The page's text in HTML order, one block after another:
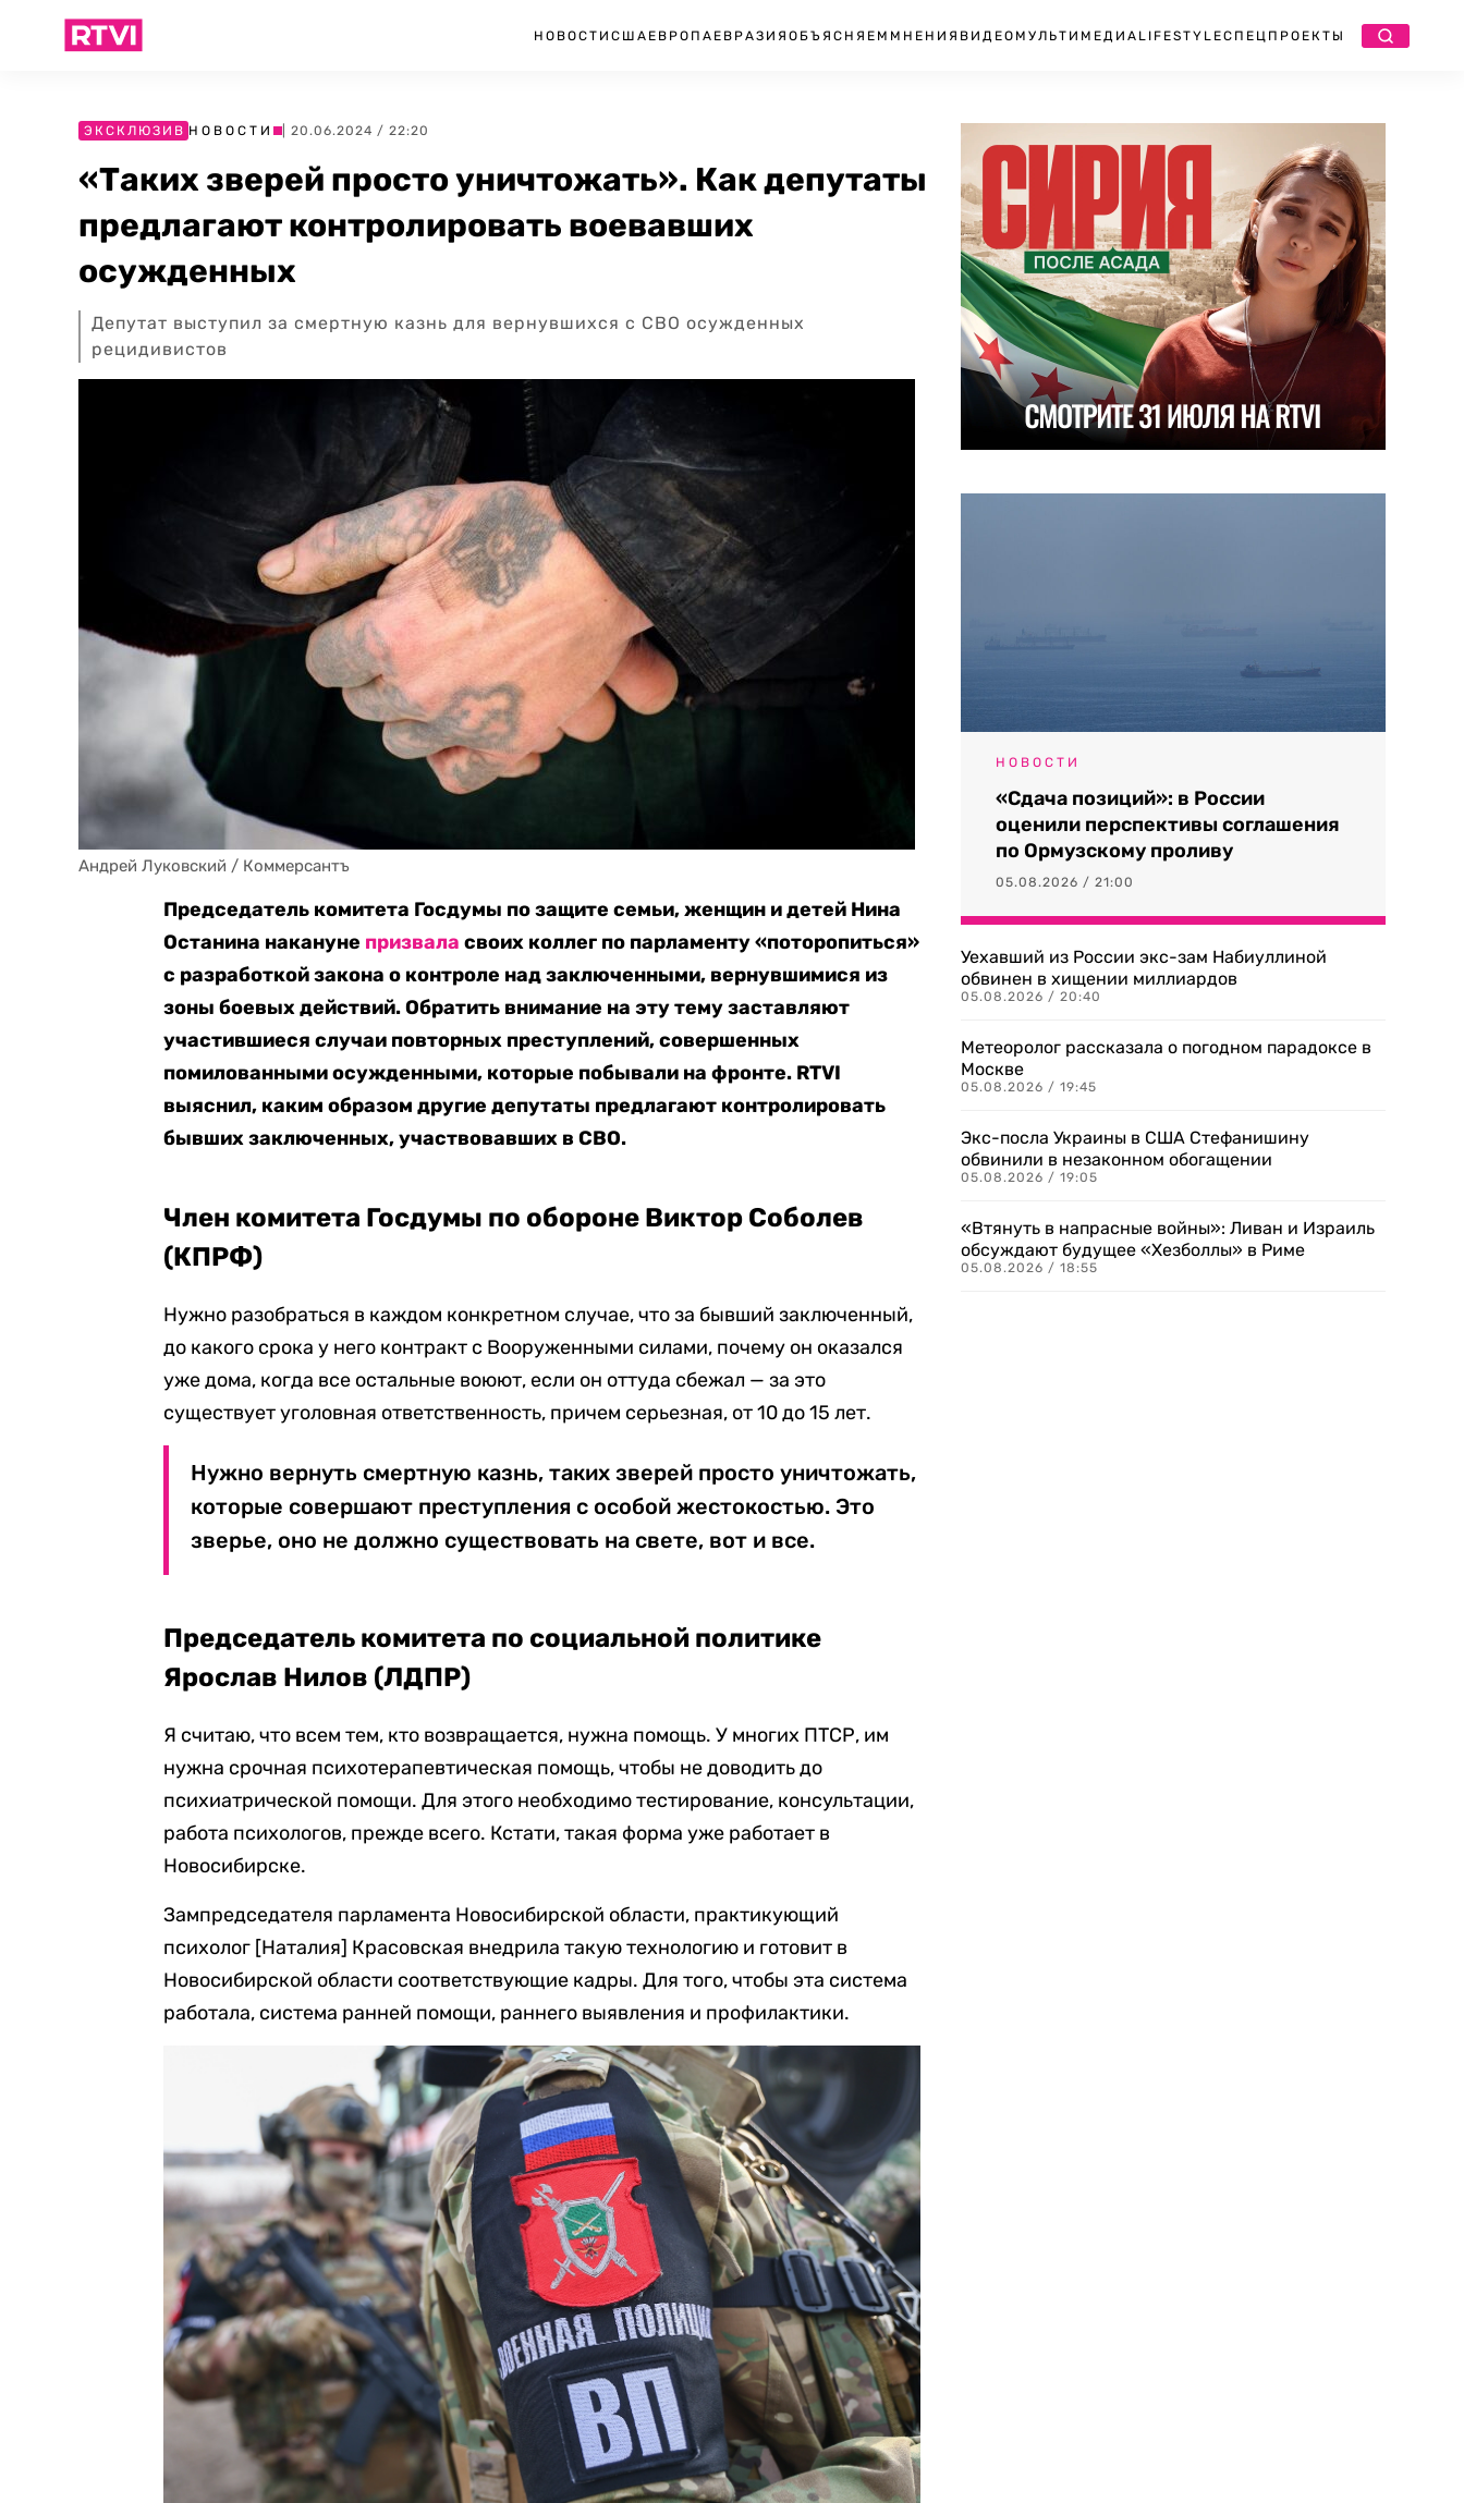
НОВОСТИ США ЕВРОПА ЕВРАЗИЯ ОБЪЯСНЯЕМ МНЕНИЯ ВИДЕО МУЛЬТИМЕДИА LIFESTYLEСПЕЦПРОЕКТЫ
ЭКСКЛЮЗИВ НОВОСТИ | 20.06.2024 / 22:20
«Таких зверей просто уничтожать». Как депутаты
предлагают контролировать воевавших
осужденных
Депутат выступил за смертную казнь для вернувшихся с СВО осужденных
рецидивистов
Андрей Луковский / Коммерсантъ
Председатель комитета Госдумы по защите семьи, женщин и детей Нина
Останина накануне призвала своих коллег по парламенту «поторопиться»
с разработкой закона о контроле над заключенными, вернувшимися из
зоны боевых действий. Обратить внимание на эту тему заставляют
участившиеся случаи повторных преступлений, совершенных
помилованными осужденными, которые побывали на фронте. RTVI
выяснил, каким образом другие депутаты предлагают контролировать
бывших заключенных, участвовавших в СВО.
Член комитета Госдумы по обороне Виктор Соболев
(КПРФ)
Нужно разобраться в каждом конкретном случае, что за бывший заключенный,
до какого срока у него контракт с Вооруженными силами, почему он оказался
уже дома, когда все остальные воюют, если он оттуда сбежал — за это
существует уголовная ответственность, причем серьезная, от 10 до 15 лет.
Нужно вернуть смертную казнь, таких зверей просто уничтожать,
которые совершают преступления с особой жестокостью. Это
зверье, оно не должно существовать на свете, вот и все.
Председатель комитета по социальной политике
Ярослав Нилов (ЛДПР)
Я считаю, что всем тем, кто возвращается, нужна помощь. У многих ПТСР, им
нужна срочная психотерапевтическая помощь, чтобы не доводить до
психиатрической помощи. Для этого необходимо тестирование, консультации,
работа психологов, прежде всего. Кстати, такая форма уже работает в
Новосибирске.
Зампредседателя парламента Новосибирской области, практикующий
психолог [Наталия] Красовская внедрила такую технологию и готовит в
Новосибирской области соответствующие кадры. Для того, чтобы эта система
работала, система ранней помощи, раннего выявления и профилактики.
НОВОСТИ
«Сдача позиций»: в России
оценили перспективы соглашения
по Ормузскому проливу
05.08.2026 / 21:00
Уехавший из России экс-зам Набиуллиной
обвинен в хищении миллиардов
05.08.2026 / 20:40
Метеоролог рассказала о погодном парадоксе в
Москве
05.08.2026 / 19:45
Экс-посла Украины в США Стефанишину
обвинили в незаконном обогащении
05.08.2026 / 19:05
«Втянуть в напрасные войны»: Ливан и Израиль
обсуждают будущее «Хезболлы» в Риме
05.08.2026 / 18:55